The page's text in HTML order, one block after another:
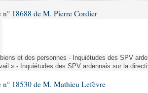
n° 18688 de M. Pierre Cordier
et des personnes - Inquiétudes des SPV
» - Inquiétudes des SPV ardennais sur la
n° 18530 de M. Mathieu Lefèvre